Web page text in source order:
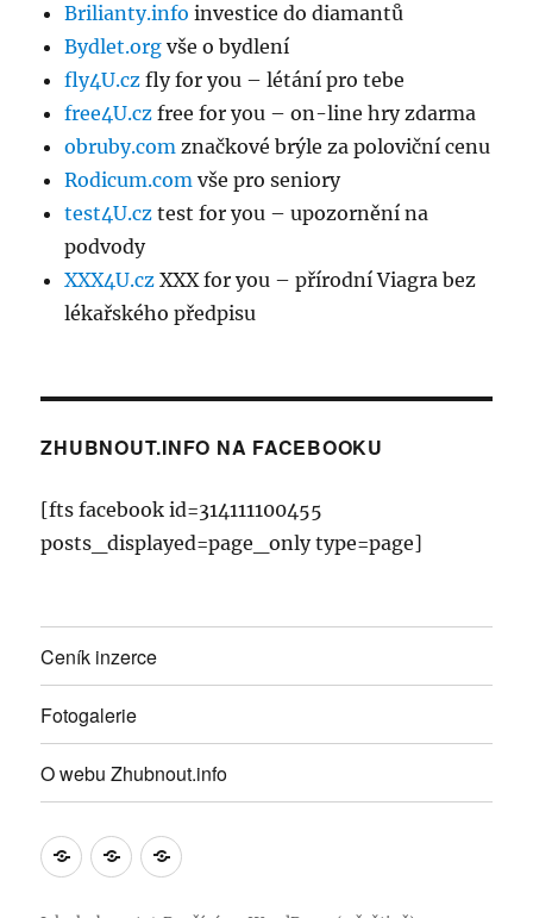
Brilianty.info investice do diamantů
Bydlet.org vše o bydlení
fly4U.cz fly for you – létání pro tebe
free4U.cz free for you – on-line hry zdarma
obruby.com značkové brýle za poloviční cenu
Rodicum.com vše pro seniory
test4U.cz test for you – upozornění na
podvody
XXX4U.cz XXX for you – přírodní Viagra bez
lékařského předpisu
ZHUBNOUT.INFO NA FACEBOOKU
[fts facebook id=314111100455
posts_displayed=page_only type=page]
Ceník inzerce
Fotogalerie
O webu Zhubnout.info
CeníkFotogalerie
O